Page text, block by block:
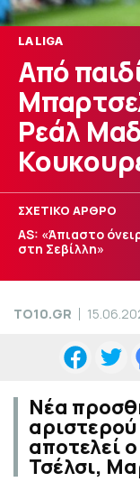
LA LIGA
Από
Ρεάλ
ΣΧΕΤΙΚΟ ΑΡΘΡΟ
AS: «Άπιαστο
στη Σεβίλλη»
TO10.GR
Νέα
αποτελεί
Τσέλσι,